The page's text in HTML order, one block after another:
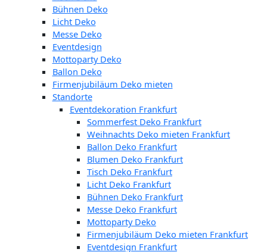
Bühnen Deko
Licht Deko
Messe Deko
Eventdesign
Mottoparty Deko
Ballon Deko
Firmenjubiläum Deko mieten
Standorte
Eventdekoration Frankfurt
Sommerfest Deko Frankfurt
Weihnachts Deko mieten Frankfurt
Ballon Deko Frankfurt
Blumen Deko Frankfurt
Tisch Deko Frankfurt
Licht Deko Frankfurt
Bühnen Deko Frankfurt
Messe Deko Frankfurt
Mottoparty Deko
Firmenjubiläum Deko mieten Frankfurt
Eventdesign Frankfurt